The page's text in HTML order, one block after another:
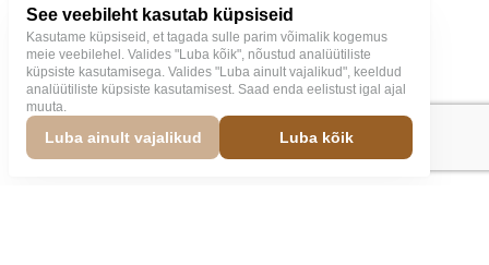
mooblistuudio@gmail.com
VäikeMööblistuudio2026
See veebileht kasutab küpsiseid
Kasutame küpsiseid, et tagada sulle parim võimalik kogemus
meie veebilehel. Valides "Luba kõik", nõustud analüütiliste
küpsiste kasutamisega. Valides "Luba ainult vajalikud", keeldud
analüütiliste küpsiste kasutamisest. Saad enda eelistust igal ajal
muuta.
Luba ainult vajalikud Luba kõik